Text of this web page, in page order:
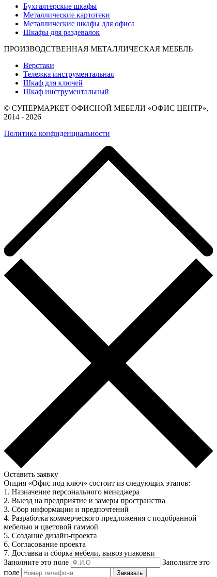
Бухгалтерские шкафы
Металлические картотеки
Металлические шкафы для офиса
Шкафы для раздевалок
ПРОИЗВОДСТВЕННАЯ МЕТАЛЛИЧЕСКАЯ МЕБЕЛЬ
Верстаки
Тележка инструментальная
Шкаф для ключей
Шкаф инструментальный
© СУПЕРМАРКЕТ ОФИСНОЙ МЕБЕЛИ «ОФИС ЦЕНТР»,
2014 - 2026
Политика конфиденциальности
Оставить заявку
Опция «Офис под ключ» состоит из следующих этапов:
1. Назначение персонального менеджера
2. Выезд на предприятие и замеры пространства
3. Сбор информации и предпочтений
4. Разработка коммерческого предложения с подобранной
мебелью и цветовой гаммой
5. Создание дизайн-проекта
6. Согласование проекта
7. Доставка и сборка мебели, вывоз упаковки
Заполните это поле
Заполните это
поле
Заказать